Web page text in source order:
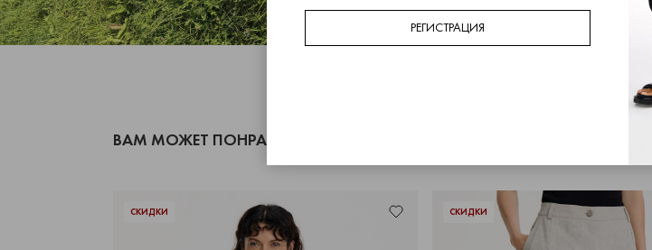
РЕГИСТРАЦИЯ
ВАМ МОЖЕТ ПОНРАВИТЬСЯ
СКИДКИ СКИДКИ